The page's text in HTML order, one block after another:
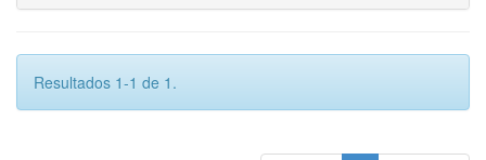
Resultados 1-1 de 1.